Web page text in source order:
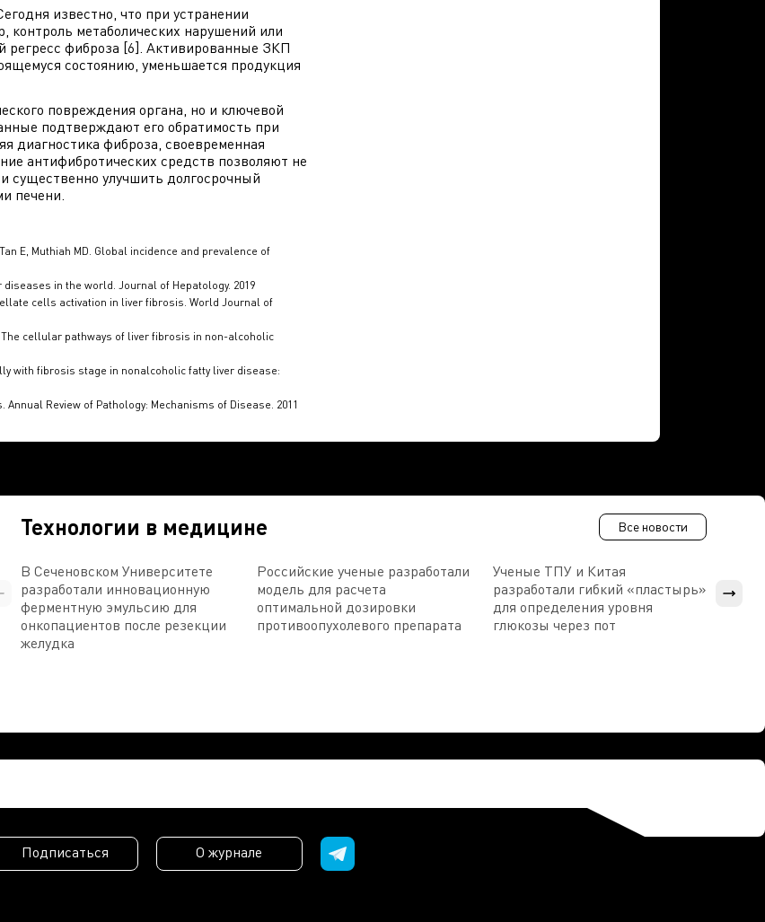
известно, что при устранении
контроль метаболических нарушений или
регресс фиброза [6]. Активированные ЗКП
состоянию, уменьшается продукция
повреждения органа, но и ключевой
подтверждают его обратимость при
диагностика фиброза, своевременная
антифибротических средств позволяют не
существенно улучшить долгосрочный
печени.
E, Muthiah MD. Global incidence and prevalence of
diseases in the world. Journal of Hepatology. 2019
cells activation in liver fibrosis. World Journal of
The cellular pathways of liver fibrosis in non-alcoholic
with fibrosis stage in nonalcoholic fatty liver disease:
Review of Pathology: Mechanisms of Disease. 2011
Технологии в медицине Все новости
В Сеченовском Университете
разработали инновационную
ферментную эмульсию для
онкопациентов после резекции
желудка
Российские ученые разработали
модель для расчета
оптимальной дозировки
противоопухолевого препарата
Ученые ТПУ и Китая
разработали гибкий «пластырь»
для определения уровня
глюкозы через пот
Подписаться О журнале